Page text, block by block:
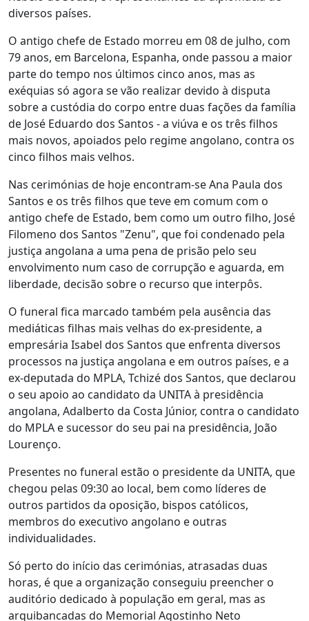
diversos países.
O antigo chefe de Estado morreu em 08 de julho, com
79 anos, em Barcelona, Espanha, onde passou a maior
parte do tempo nos últimos cinco anos, mas as
exéquias só agora se vão realizar devido à disputa
sobre a custódia do corpo entre duas fações da família
de José Eduardo dos Santos - a viúva e os três filhos
mais novos, apoiados pelo regime angolano, contra os
cinco filhos mais velhos.
Nas cerimónias de hoje encontram-se Ana Paula dos
Santos e os três filhos que teve em comum com o
antigo chefe de Estado, bem como um outro filho, José
Filomeno dos Santos "Zenu", que foi condenado pela
justiça angolana a uma pena de prisão pelo seu
envolvimento num caso de corrupção e aguarda, em
liberdade, decisão sobre o recurso que interpôs.
O funeral fica marcado também pela ausência das
mediáticas filhas mais velhas do ex-presidente, a
empresária Isabel dos Santos que enfrenta diversos
processos na justiça angolana e em outros países, e a
ex-deputada do MPLA, Tchizé dos Santos, que declarou
o seu apoio ao candidato da UNITA à presidência
angolana, Adalberto da Costa Júnior, contra o candidato
do MPLA e sucessor do seu pai na presidência, João
Lourenço.
Presentes no funeral estão o presidente da UNITA, que
chegou pelas 09:30 ao local, bem como líderes de
outros partidos da oposição, bispos católicos,
membros do executivo angolano e outras
individualidades.
Só perto do início das cerimónias, atrasadas duas
horas, é que a organização conseguiu preencher o
auditório dedicado à população em geral, mas as
arquibancadas do Memorial Agostinho Neto